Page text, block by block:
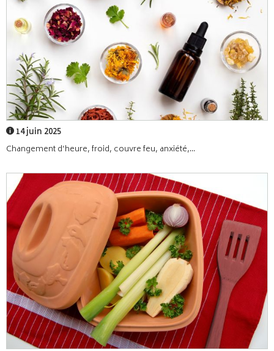
14 juin 2025
Changement d’heure, froid, couvre feu, anxiété,...